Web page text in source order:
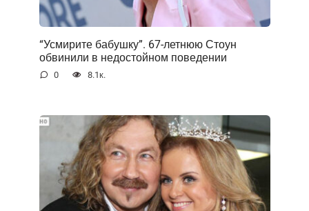
“Усмирите бабушку”. 67-летнюю Стоун
обвинили в недостойном поведении
0 8.1к.